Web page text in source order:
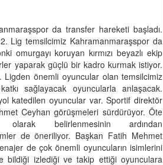
da transfer hareketi başladı.
Lig temsilcimiz Kahramanmaraşspor da
omurgayı koruyan kırmızı beyazlı ekip
yaparak güçlü bir kadro kurmak istiyor.
önemli oyuncular olan temsilcimiz
sağlayacak oyuncularla anlaşacak.
katedilen oyuncular var. Sportif direktör
Ceyhan görüşmeleri sürdürüyor. Öte
belirlenmesinin ardından
de öneriliyor. Başkan Fatih Mehmet
de çok önemli oyuncuların isimlerini
bildiği izlediği ve takip ettiği oyunculara